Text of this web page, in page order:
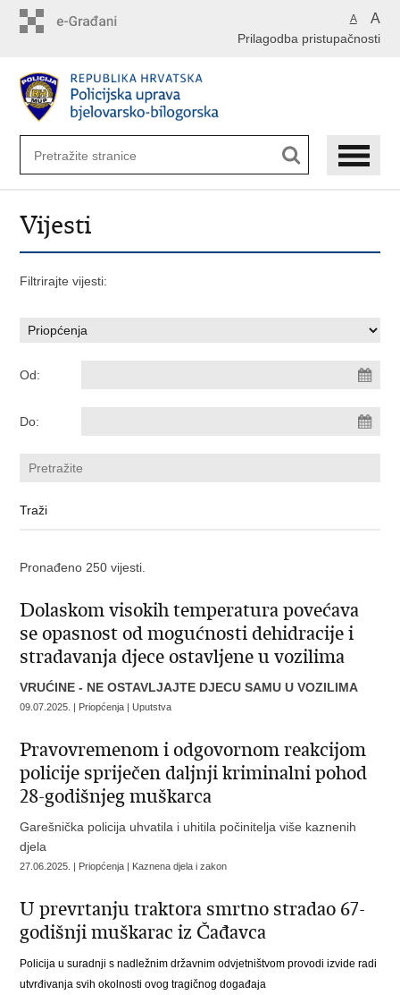
A A
Prilagodba pristupačnosti
Vijesti
Filtrirajte vijesti:
Od:
Do:
Pronađeno 250 vijesti.
Dolaskom visokih temperatura povećava
se opasnost od mogućnosti dehidracije i
stradavanja djece ostavljene u vozilima
VRUĆINE - NE OSTAVLJAJTE DJECU SAMU U VOZILIMA
09.07.2025. | Priopćenja | Uputstva
Pravovremenom i odgovornom reakcijom
policije spriječen daljnji kriminalni pohod
28-godišnjeg muškarca
Garešnička policija uhvatila i uhitila počinitelja više kaznenih
djela
27.06.2025. | Priopćenja | Kaznena djela i zakon
U prevrtanju traktora smrtno stradao 67-
godišnji muškarac iz Čađavca
Policija u suradnji s nadležnim državnim odvjetništvom provodi izvide radi
utvrđivanja svih okolnosti ovog tragičnog događaja